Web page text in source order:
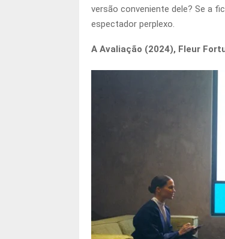
versão conveniente dele? Se a
espectador perplexo.
A Avaliação (2024), Fleur